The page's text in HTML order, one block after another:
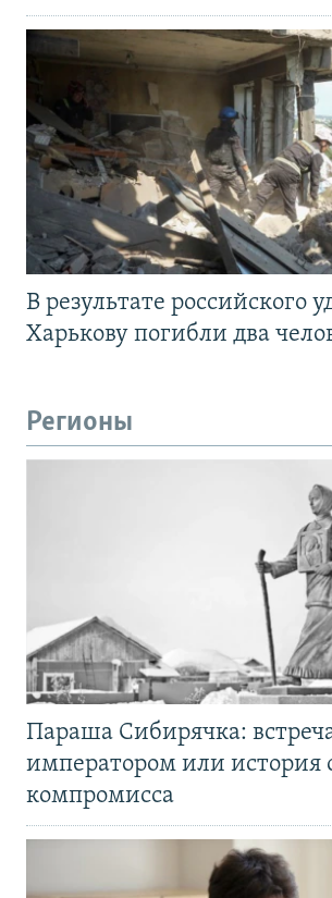
В результате российского
Харькову погибли два
Регионы
Параша Сибирячка:
императором или история
компромисса